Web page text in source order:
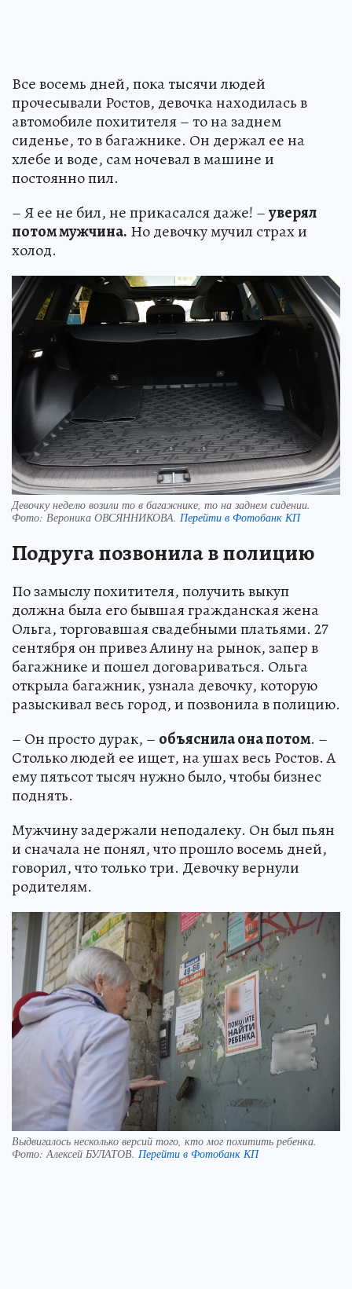
Все восемь дней, пока тысячи людей
прочесывали Ростов, девочка находилась в
автомобиле похитителя – то на заднем
сиденье, то в багажнике. Он держал ее на
хлебе и воде, сам ночевал в машине и
постоянно пил.
– Я ее не бил, не прикасался даже! –уверял
потом мужчина. Но девочку мучил страх и
холод.
Девочку неделю возили то в багажнике, то на заднем сидении.
Фото: Вероника ОВСЯННИКОВА. Перейти в Фотобанк КП
Подруга позвонила в полицию
По замыслу похитителя, получить выкуп
должна была его бывшая гражданская жена
Ольга, торговавшая свадебными платьями. 27
сентября он привез Алину на рынок, запер в
багажнике и пошел договариваться. Ольга
открыла багажник, узнала девочку, которую
разыскивал весь город, и позвонила в полицию.
– Он просто дурак, – объяснила она потом. –
Столько людей ее ищет, на ушах весь Ростов. А
ему пятьсот тысяч нужно было, чтобы бизнес
поднять.
Мужчину задержали неподалеку. Он был пьян
и сначала не понял, что прошло восемь дней,
говорил, что только три. Девочку вернули
родителям.
Выдвигалось несколько версий того, кто мог похитить ребенка.
Фото: Алексей БУЛАТОВ. Перейти в Фотобанк КП